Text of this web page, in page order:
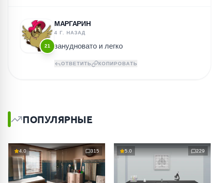
21
МАРГАРИН
4 Г. НАЗАД
занудновато и легко
ОТВЕТИТЬ КОПИРОВАТЬ
ПОПУЛЯРНЫЕ
4.0 315 5.0 229